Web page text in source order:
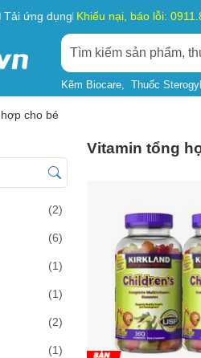
Tải ứng dụng Khiếu nại, báo lỗi:
Kẽm Biocare Thuốc Sterogyl
cho bé
(2)
(6)
(1)
(1)
(2)
(1)
Vitamin tổng